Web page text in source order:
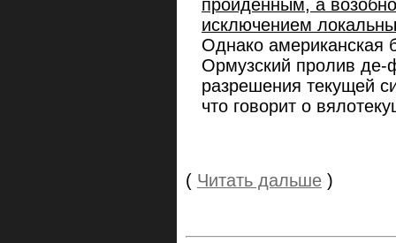
пройденным, а
исключением
Однако американская
Ормузский пролив де-
разрешения текущей
что говорит о
( Читать дальше )